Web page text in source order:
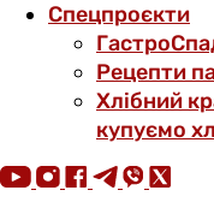
Спецпроєкти
Рецепти
Хлібний
купуємо